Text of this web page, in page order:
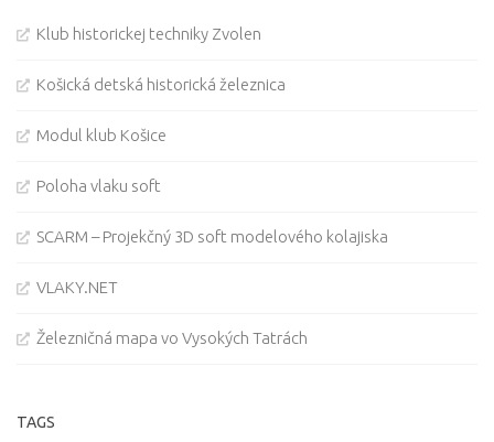
Klub historickej techniky Zvolen
Košická detská historická železnica
Modul klub Košice
Poloha vlaku soft
SCARM – Projekčný 3D soft modelového kolajiska
VLAKY.NET
Železničná mapa vo Vysokých Tatrách
TAGS